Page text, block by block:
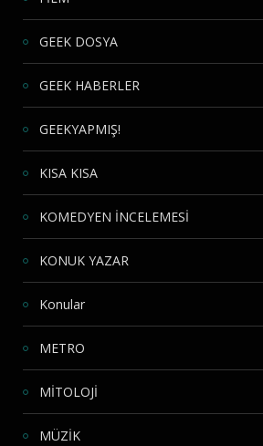
GEEK DOSYA
GEEK HABERLER
GEEKYAPMIŞ!
KISA KISA
KOMEDYEN İNCELEMESİ
KONUK YAZAR
Konular
METRO
MİTOLOJİ
MÜZİK